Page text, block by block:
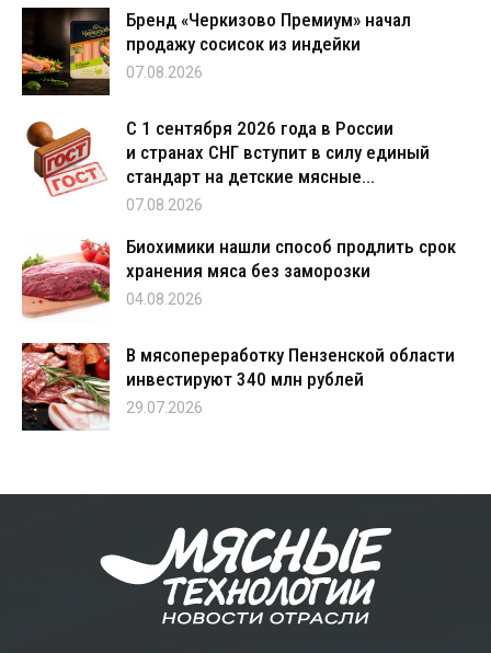
Бренд «Черкизово Премиум» начал
продажу сосисок из индейки
07.08.2026
С 1 сентября 2026 года в России
и странах СНГ вступит в силу единый
стандарт на детские мясные...
07.08.2026
Биохимики нашли способ продлить срок
хранения мяса без заморозки
04.08.2026
В мясопереработку Пензенской области
инвестируют 340 млн рублей
29.07.2026